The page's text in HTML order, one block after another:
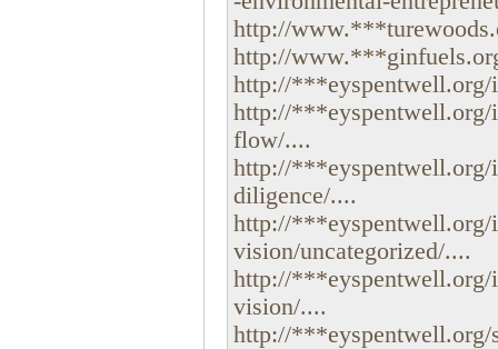
http://
http://
http://***eyspentwell.org/
http://***eyspentwell.org/
flow/....
http://***eyspentwell.org/
diligence/....
http://***eyspentwell.org/
vision/uncategorized/....
http://***eyspentwell.org/
vision/....
http://***eyspentwell.org/